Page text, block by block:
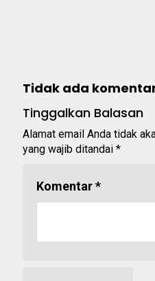
Tidak ada
Tinggalkan Balasan
Alamat email Anda tidak
yang wajib ditandai *
Komentar*